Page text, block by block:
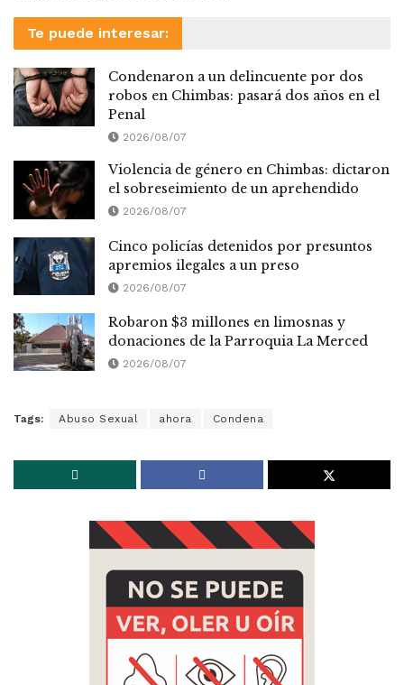
Te puede interesar:
Condenaron a un delincuente por dos
robos en Chimbas: pasará dos años en el
Penal
2026/08/07
Violencia de género en Chimbas: dictaron
el sobreseimiento de un aprehendido
2026/08/07
Cinco policías detenidos por presuntos
apremios ilegales a un preso
2026/08/07
Robaron $3 millones en limosnas y
donaciones de la Parroquia La Merced
2026/08/07
Tags: Abuso Sexual ahora Condena